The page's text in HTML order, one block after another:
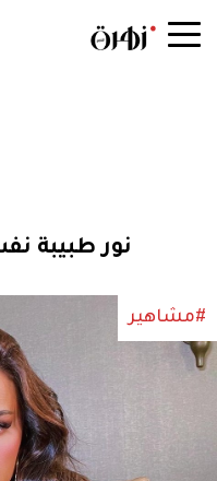
نور طبيبة
#مشاهير